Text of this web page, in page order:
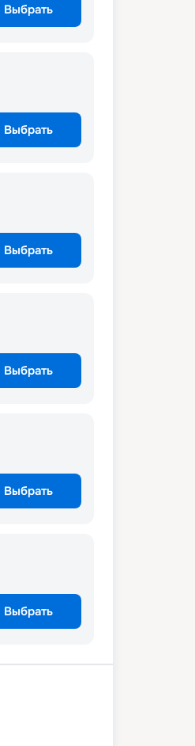
Выбрать
Выбрать
Выбрать
Выбрать
Выбрать
Выбрать